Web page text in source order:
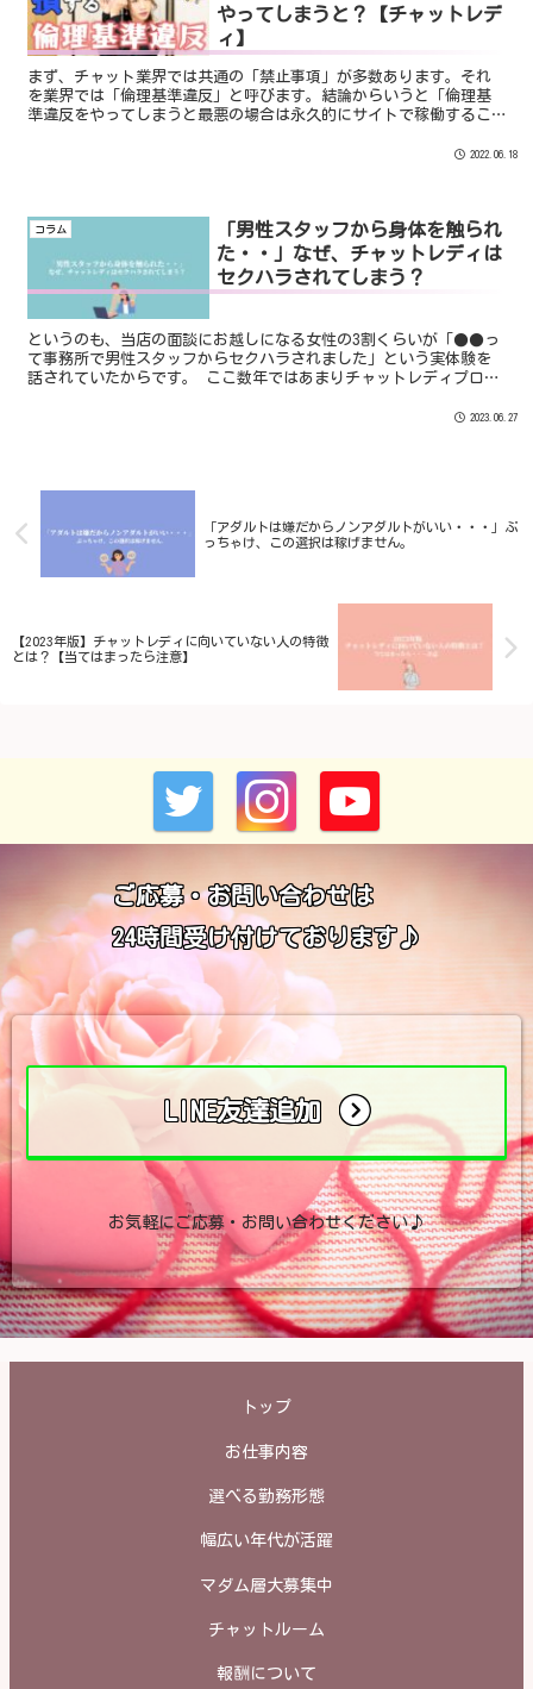
やってしまうと？【チャットレデ
ィ】
まず、チャット業界では共通の「禁止事項」が多数あります。それ
を業界では「倫理基準違反」と呼びます。結論からいうと「倫理基
準違反をやってしまうと最悪の場合は永久的にサイトで稼働するこ
2022.06.18
コラム
「男性スタッフから身体を触られ
た・・」なぜ、チャットレディは
セクハラされてしまう？
というのも、当店の面談にお越しになる女性の3割くらいが「●●っ
て事務所で男性スタッフからセクハラされました」という実体験を
話されていたからです。 ここ数年ではあまりチャットレディプロダ
2023.06.27
「アダルトは嫌だからノンアダルトがいい・・・」ぶ
っちゃけ、この選択は稼げません。
【2023年版】チャットレディに向いていない人の特徴
とは？【当てはまったら注意】
ご応募・お問い合わせは
24時間受け付けております♪
LINE友達追加
お気軽にご応募・お問い合わせください♪
トップ
お仕事内容
選べる勤務形態
幅広い年代が活躍
マダム層大募集中
チャットルーム
報酬について